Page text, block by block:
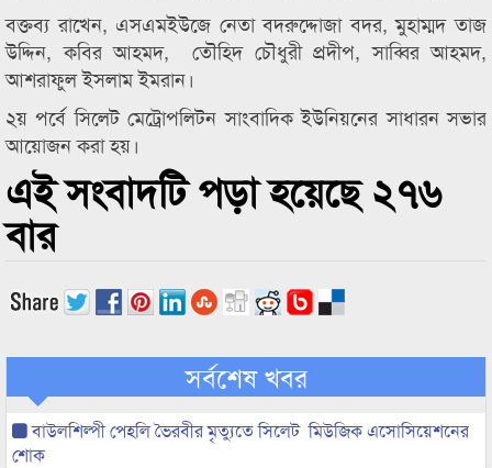
বক্তব্য রাখেন, এসএমইউজে নেতা বদরুদ্দোজা বদর, মুহাম্মদ তাজ
উদ্দিন, কবির আহমদ, তৌহিদ চৌধুরী প্রদীপ, সাব্বির আহমদ,
আশরাফুল ইসলাম ইমরান।
২য় পর্বে সিলেট মেট্রোপলিটন সাংবাদিক ইউনিয়নের সাধারন সভার
আয়োজন করা হয়।
এই সংবাদটি পড়া হয়েছে ২৭৬
বার
সর্বশেষ খবর
বাউলশিল্পী পেহলি ভৈরবীর মৃত্যুতে সিলেট মিউজিক এসোসিয়েশনের
শোক